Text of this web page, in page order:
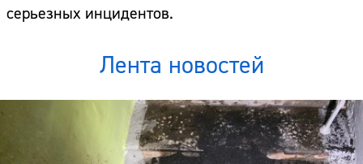
серьезных инцидентов.
Лента новостей